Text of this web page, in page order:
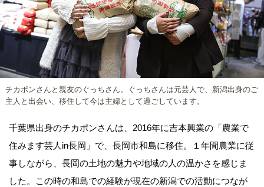
チカポンさんと親友のぐっちさん。ぐっちさんは元芸人で、新潟出身のご
主人と出会い、移住して今は主婦として過ごしています。
千葉県出身のチカポンさんは、2016年に吉本興業の「農業で
住みます芸人in長岡」で、長岡市和島に移住。１年間農業に従
事しながら、長岡の土地の魅力や地域の人の温かさを感じま
した。この時の和島での経験が現在の新潟での活動につなが